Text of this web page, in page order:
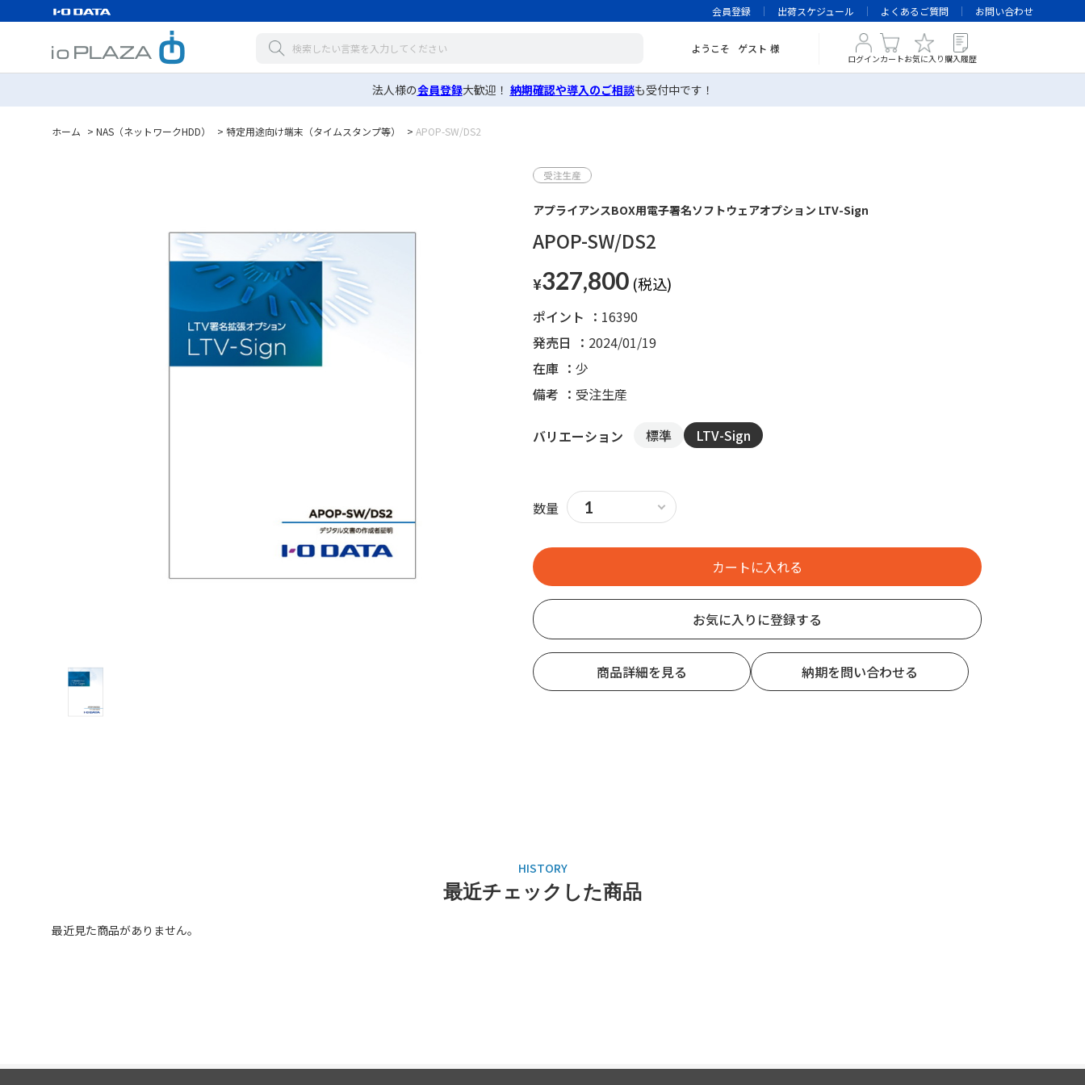
会員登録 出荷スケジュール よくあるご質問 お問い合わせ
ようこそ ゲスト 様
ログインカートお気に入り 購入履歴
法人様の会員登録大歓迎！ 納期確認や導入のご相談も受付中です！
ホーム > NAS（ネットワークHDD） > 特定用途向け端末（タイムスタンプ等） > APOP-SW/DS2
アプライアンスBOX用電子署名ソフトウェアオプション LTV-Sign
APOP-SW/DS2
¥327,800
発売日 2024/01/19
ポイント 16390
在庫
少
備考
受注生産
標準 LTV-Sign
数量
お気に入りに登録する
商品詳細を見る 納期を問い合わせる
最近チェックした商品
最近見た商品がありません。